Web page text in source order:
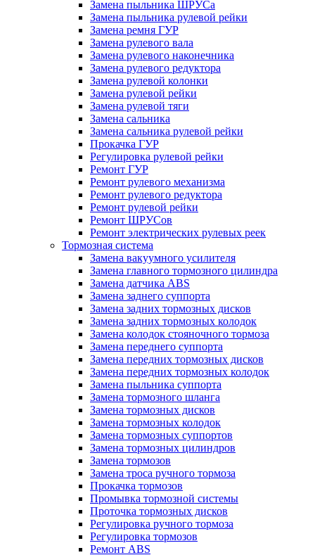
Замена пыльника ШРУСа
Замена пыльника рулевой рейки
Замена ремня ГУР
Замена рулевого вала
Замена рулевого наконечника
Замена рулевого редуктора
Замена рулевой колонки
Замена рулевой рейки
Замена рулевой тяги
Замена сальника
Замена сальника рулевой рейки
Прокачка ГУР
Регулировка рулевой рейки
Ремонт ГУР
Ремонт рулевого механизма
Ремонт рулевого редуктора
Ремонт рулевой рейки
Ремонт ШРУСов
Ремонт электрических рулевых реек
Тормозная система
Замена вакуумного усилителя
Замена главного тормозного цилиндра
Замена датчика ABS
Замена заднего суппорта
Замена задних тормозных дисков
Замена задних тормозных колодок
Замена колодок стояночного тормоза
Замена переднего суппорта
Замена передних тормозных дисков
Замена передних тормозных колодок
Замена пыльника суппорта
Замена тормозного шланга
Замена тормозных дисков
Замена тормозных колодок
Замена тормозных суппортов
Замена тормозных цилиндров
Замена тормозов
Замена троса ручного тормоза
Прокачка тормозов
Промывка тормозной системы
Проточка тормозных дисков
Регулировка ручного тормоза
Регулировка тормозов
Ремонт ABS